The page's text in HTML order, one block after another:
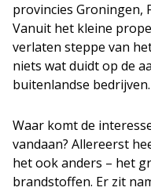
provincies Groningen,
Vanuit het kleine
verlaten steppe van
niets wat duidt op de
buitenlandse
Waar komt de
vandaan? Allereerst
het ook anders – het
brandstoffen. Er zit